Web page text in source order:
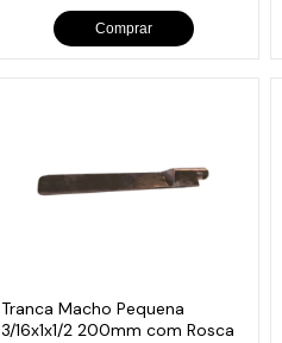
Comprar
Tranca Macho Pequena
3/16x1x1/2 200mm com Rosca